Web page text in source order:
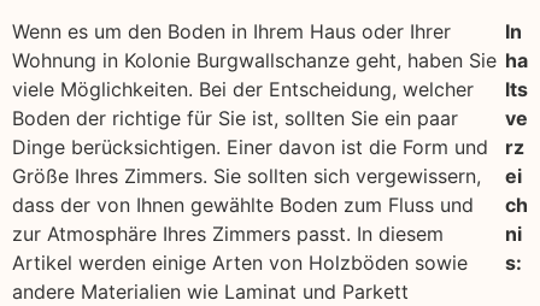
Wenn es um den Boden in Ihrem Haus oder Ihrer
Wohnung in Kolonie Burgwallschanze geht, haben Sie
viele Möglichkeiten. Bei der Entscheidung, welcher
Boden der richtige für Sie ist, sollten Sie ein paar
Dinge berücksichtigen. Einer davon ist die Form und
Größe Ihres Zimmers. Sie sollten sich vergewissern,
dass der von Ihnen gewählte Boden zum Fluss und
zur Atmosphäre Ihres Zimmers passt. In diesem
Artikel werden einige Arten von Holzböden sowie
andere Materialien wie Laminat und Parkett
In
ha
lts
ve
rz
ei
ch
ni
s: